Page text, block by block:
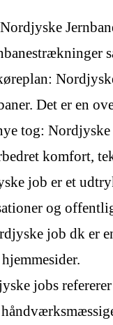
Det er en
tog:
komfort,
job er et
og
job dk er
jobs